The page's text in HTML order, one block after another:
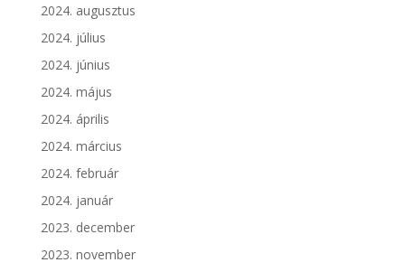
2024. augusztus
2024. július
2024. június
2024. május
2024. április
2024. március
2024. február
2024. január
2023. december
2023. november